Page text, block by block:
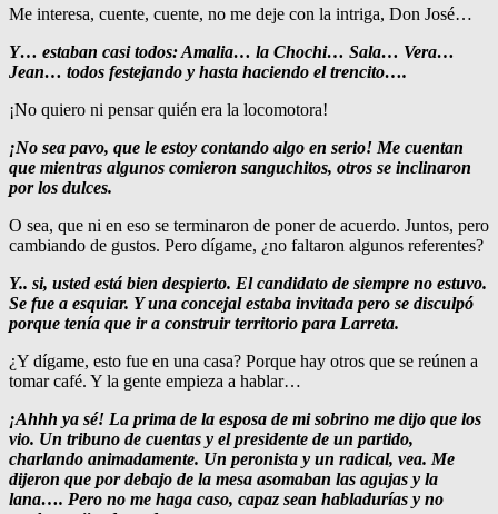
Me interesa, cuente, cuente, no me deje con la intriga, Don José…
Y… estaban casi todos: Amalia… la Chochi… Sala… Vera…
Jean… todos festejando y hasta haciendo el trencito….
¡No quiero ni pensar quién era la locomotora!
¡No sea pavo, que le estoy contando algo en serio! Me cuentan
que mientras algunos comieron sanguchitos, otros se inclinaron
por los dulces.
O sea, que ni en eso se terminaron de poner de acuerdo. Juntos, pero
cambiando de gustos. Pero dígame, ¿no faltaron algunos referentes?
Y.. si, usted está bien despierto. El candidato de siempre no estuvo.
Se fue a esquiar. Y una concejal estaba invitada pero se disculpó
porque tenía que ir a construir territorio para Larreta.
¿Y dígame, esto fue en una casa? Porque hay otros que se reúnen a
tomar café. Y la gente empieza a hablar…
¡Ahhh ya sé! La prima de la esposa de mi sobrino me dijo que los
vio. Un tribuno de cuentas y el presidente de un partido,
charlando animadamente. Un peronista y un radical, vea. Me
dijeron que por debajo de la mesa asomaban las agujas y la
lana…. Pero no me haga caso, capaz sean habladurías y no